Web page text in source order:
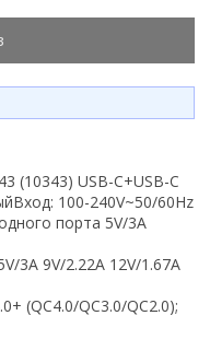
(10343) USB-C+USB-C
Вход: 100-240V~50/60Hz
порта 5V/3A
3A 9V/2.22A 12V/1.67A
(QC4.0/QC3.0/QC2.0);